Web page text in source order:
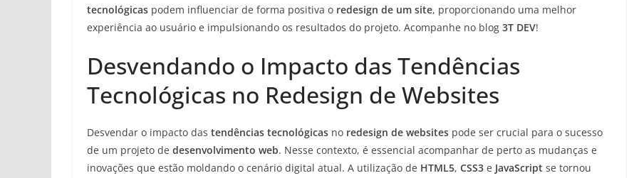
tecnológicas podem influenciar de forma positiva o redesign de um site, proporcionando uma melhor
experiência ao usuário e impulsionando os resultados do projeto. Acompanhe no blog 3T DEV!
Desvendando o Impacto das Tendências
Tecnológicas no Redesign de Websites
Desvendar o impacto das tendências tecnológicas no redesign de websites pode ser crucial para o sucesso
de um projeto de desenvolvimento web. Nesse contexto, é essencial acompanhar de perto as mudanças e
inovações que estão moldando o cenário digital atual. A utilização de HTML5, CSS3 e JavaScript se tornou